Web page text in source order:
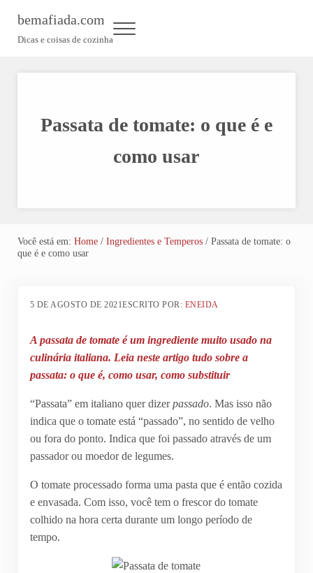
bemafiada.com
Dicas e coisas de cozinha
Menu
Passata de tomate: o que é e
como usar
Você está em: Home / Ingredientes e Temperos /Passata de tomate: o
que é e como usar
5 DE AGOSTO DE 2021ESCRITO POR: ENEIDA
A passata de tomate é um ingrediente muito usado na
culinária italiana. Leia neste artigo tudo sobre a
passata: o que é, como usar, como substituir
“Passata” em italiano quer dizerpassado. Mas isso não
indica que o tomate está “passado”, no sentido de velho
ou fora do ponto. Indica que foi passado através de um
passador ou moedor de legumes.
O tomate processado forma uma pasta que é então cozida
e envasada. Com isso, você tem o frescor do tomate
colhido na hora certa durante um longo período de
tempo.